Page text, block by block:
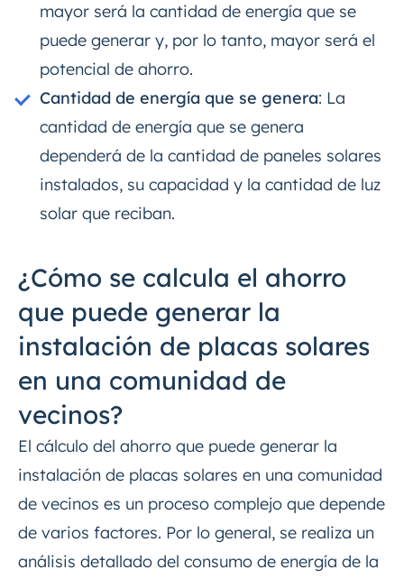
mayor será la cantidad de energía que se
puede generar y, por lo tanto, mayor será el
potencial de ahorro.
Cantidad de energía que se genera: La
cantidad de energía que se genera
dependerá de la cantidad de paneles solares
instalados, su capacidad y la cantidad de luz
solar que reciban.
¿Cómo se calcula el ahorro
que puede generar la
instalación de placas solares
en una comunidad de
vecinos?
El cálculo del ahorro que puede generar la
instalación de placas solares en una comunidad
de vecinos es un proceso complejo que depende
de varios factores. Por lo general, se realiza un
análisis detallado del consumo de energía de la